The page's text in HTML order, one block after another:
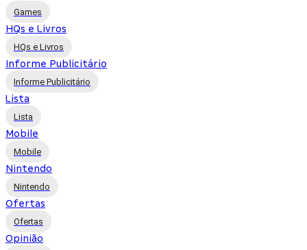
Games
HQs e Livros
HQs e Livros
Informe Publicitário
Informe Publicitário
Lista
Lista
Mobile
Mobile
Nintendo
Nintendo
Ofertas
Ofertas
Opinião